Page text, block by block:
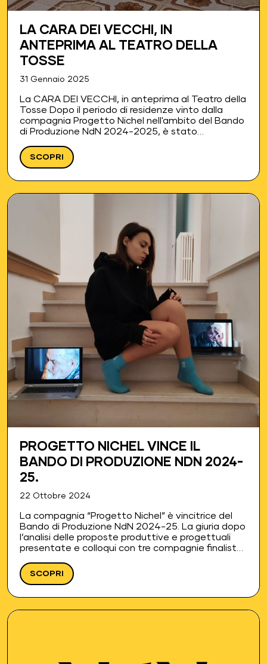
LA CARA DEI VECCHI, IN
ANTEPRIMA AL TEATRO DELLA
TOSSE
31 Gennaio 2025
La CARA DEI VECCHI, in anteprima al Teatro della
Tosse Dopo il periodo di residenze vinto dalla
compagnia Progetto Nichel nell'ambito del Bando
di Produzione NdN 2024-2025, è stato
vecchi di Pino…
SCOPRI
PROGETTO NICHEL VINCE IL
BANDO DI PRODUZIONE NDN 2024-
25.
22 Ottobre 2024
La compagnia “Progetto Nichel” è vincitrice del
Bando di Produzione NdN 2024-25. La giuria dopo
l’analisi delle proposte produttive e progettuali
presentate e colloqui con tre compagnie finaliste,
riconoscendo le potenzialità del progetto…
SCOPRI